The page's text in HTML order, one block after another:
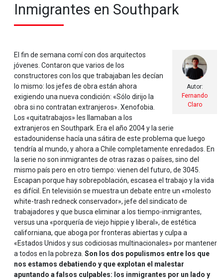
Inmigrantes en Southpark
Autor:
Fernando
Claro
El fin de semana comí con dos arquitectos
jóvenes. Contaron que varios de los
constructores con los que trabajaban les decían
lo mismo: los jefes de obra están ahora
exigiendo una nueva condición: «Sólo dirijo la
obra si no contratan extranjeros». Xenofobia.
Los «quitatrabajos» les llamaban a los
extranjeros en Southpark. Era el año 2004 y la serie
estadounidense hacía una sátira de este problema que luego
tendría al mundo, y ahora a Chile completamente enredados. En
la serie no son inmigrantes de otras razas o países, sino del
mismo país pero en otro tiempo: vienen del futuro, de 3045.
Escapan porque hay sobrepoblación, escasea el trabajo y la vida
es difícil. En televisión se muestra un debate entre un «molesto
white-trash redneck conservador», jefe del sindicato de
trabajadores y que busca eliminar a los tiempo-inmigrantes,
versus una «porquería de viejo hippie y liberal», de estética
californiana, que aboga por fronteras abiertas y culpa a
«Estados Unidos y sus codiciosas multinacionales» por mantener
a todos en la pobreza. Son los dos populismos entre los que
nos estamos debatiendo y que explotan el malestar
apuntando a falsos culpables: los inmigrantes por un lado y